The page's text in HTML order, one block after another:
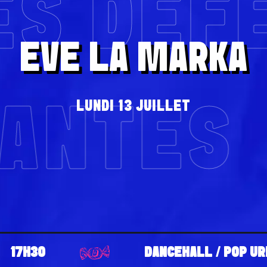
EVE LA MARKA
LUNDI 13 JUILLET
17H30 DANCEHALL / POP